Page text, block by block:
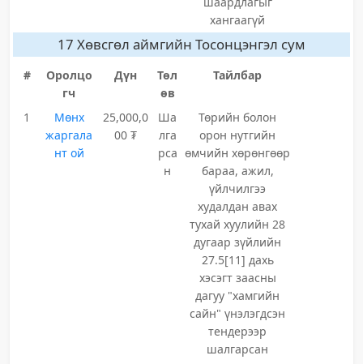
хангаагүй
17 Хөвсгөл аймгийн Тосонцэнгэл сум
#
Оролцо
гч
Дүн
Төл
өв
Тайлбар
1
Мөнх
жаргала
нт ой
25,000,0
00 ₮
Ша
лга
рса
н
Төрийн болон
орон нутгийн
өмчийн хөрөнгөөр
бараа, ажил,
үйлчилгээ
худалдан авах
тухай хуулийн 28
дугаар зүйлийн
27.5[11] дахь
хэсэгт заасны
дагуу "хамгийн
сайн" үнэлэгдсэн
тендерээр
шалгарсан